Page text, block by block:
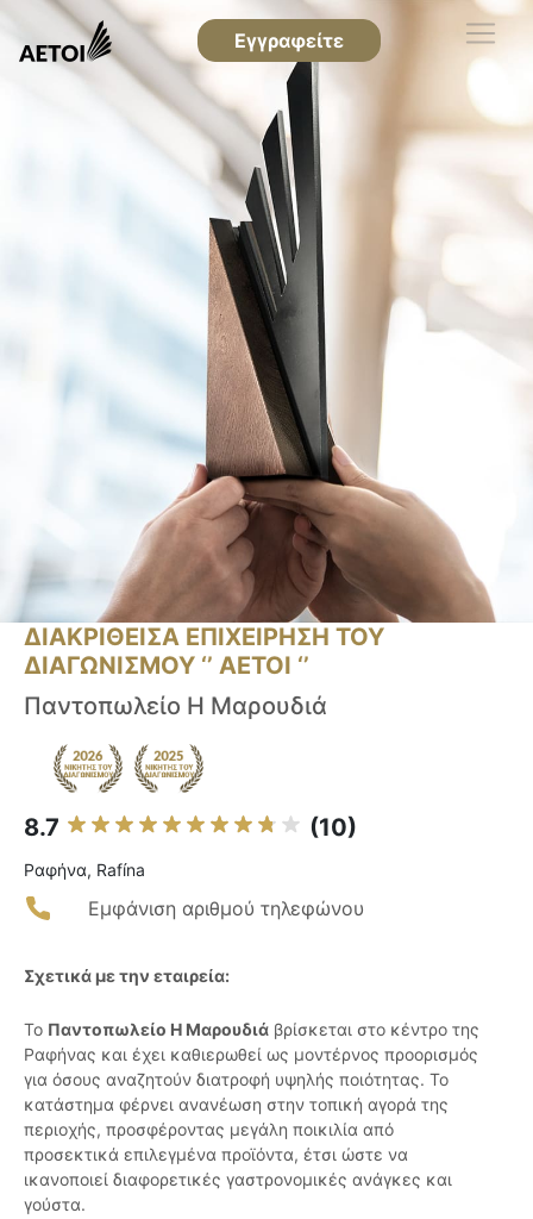
Εγγραφείτε
ΔΙΑΚΡΙΘΕΙΣΑ ΕΠΙΧΕΙΡΗΣΗ ΤΟΥ
ΔΙΑΓΩΝΙΣΜΟΥ ‘’ ΑΕΤΟΙ ‘’
Παντοπωλείο Η Μαρουδιά
8.7 (10)
Ραφήνα, Rafína
Εμφάνιση αριθμού τηλεφώνου
Σχετικά με την εταιρεία:
Το Παντοπωλείο Η Μαρουδιά βρίσκεται στο κέντρο της
Ραφήνας και έχει καθιερωθεί ως μοντέρνος προορισμός
για όσους αναζητούν διατροφή υψηλής ποιότητας. Το
κατάστημα φέρνει ανανέωση στην τοπική αγορά της
περιοχής, προσφέροντας μεγάλη ποικιλία από
προσεκτικά επιλεγμένα προϊόντα, έτσι ώστε να
ικανοποιεί διαφορετικές γαστρονομικές ανάγκες και
γούστα.